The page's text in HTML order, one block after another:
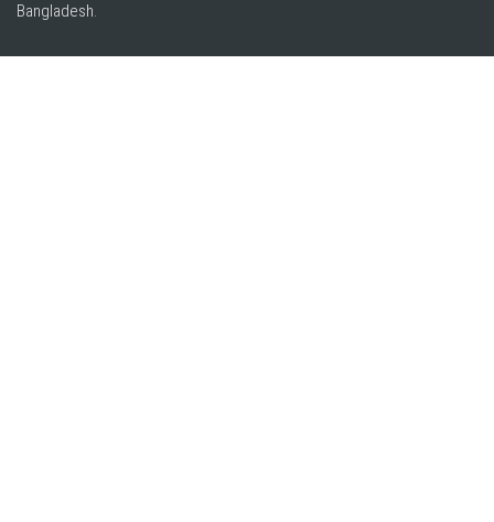
Bangladesh.